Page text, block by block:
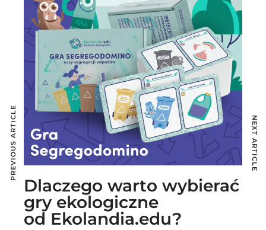
Dlaczego warto wybierać
gry ekologiczne
od Ekolandia.edu?
PREVIOUS ARTICLE NEXT ARTICLE